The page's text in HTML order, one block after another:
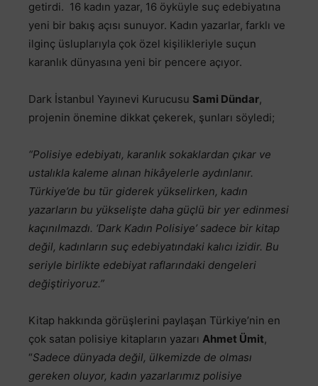
getirdi. 16 kadın yazar, 16 öyküyle suç edebiyatına
yeni bir bakış açısı sunuyor. Kadın yazarlar, farklı ve
ilginç üsluplarıyla çok özel kişilikleriyle suçun
karanlık dünyasına yeni bir pencere açıyor.
Dark İstanbul Yayınevi Kurucusu Sami Dündar,
projenin önemine dikkat çekerek, şunları söyledi;
“Polisiye edebiyatı, karanlık sokaklardan çıkar ve
ustalıkla kaleme alınan hikâyelerle aydınlanır.
Türkiye’de bu tür giderek yükselirken, kadın
yazarların bu yükselişte daha güçlü bir yer edinmesi
kaçınılmazdı. ‘Dark Kadın Polisiye’ sadece bir kitap
değil, kadınların suç edebiyatındaki kalıcı izidir. Bu
seriyle birlikte edebiyat raflarındaki dengeleri
değiştiriyoruz.”
Kitap hakkında görüşlerini paylaşan Türkiye’nin en
çok satan polisiye kitapların yazarı Ahmet Ümit,
“Sadece dünyada değil, ülkemizde de olması
gereken oluyor, kadın yazarlarımız polisiye